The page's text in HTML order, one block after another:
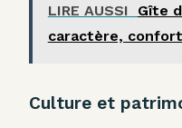
LIRE AUSSI
Gîte
caractère,
Culture et